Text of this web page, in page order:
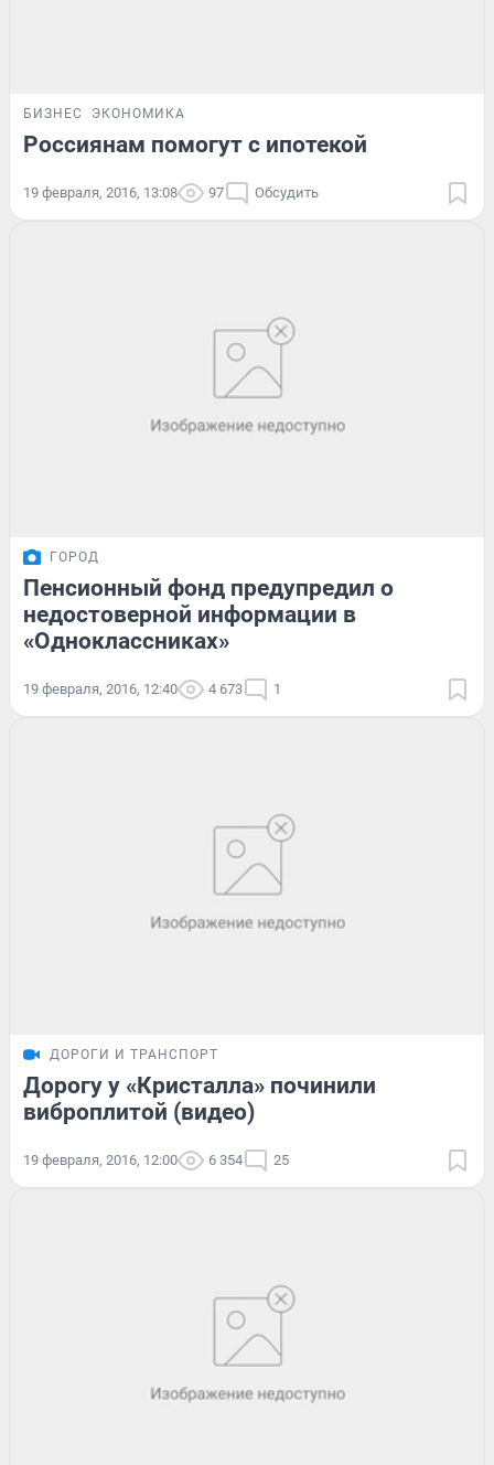
БИЗНЕС ЭКОНОМИКА
Россиянам помогут с ипотекой
19 февраля, 2016, 13:08 97 Обсудить
ГОРОД
Пенсионный фонд предупредил о
недостоверной информации в
«Одноклассниках»
19 февраля, 2016, 12:40 4 673 1
ДОРОГИ И ТРАНСПОРТ
Дорогу у «Кристалла» починили
виброплитой (видео)
19 февраля, 2016, 12:00 6 354 25